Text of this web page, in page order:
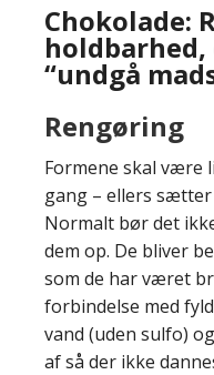
Chokolade:
“undgå
Rengøring
Formene skal være
gang – ellers
Normalt bør det
dem op. De bliver
som de har været
forbindelse med
vand (uden sulfo)
af så der ikke